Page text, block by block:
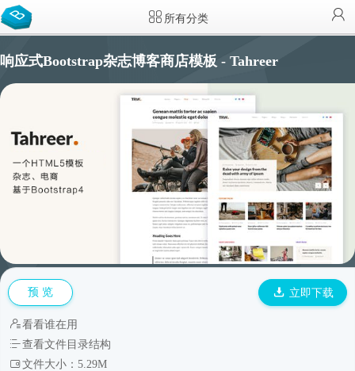
所有分类
响应式Bootstrap杂志博客商店模板 - Tahreer
预 览 立即下载
看看谁在用
查看文件目录结构
文件大小：5.29M